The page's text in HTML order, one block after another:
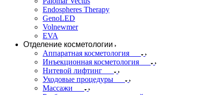
Endospheres Therapy
GenoLED
Volnewmer
EVA
Отделение косметологии
Аппаратная косметология
Инъекционная косметология
Нитевой лифтинг
Уходовые процедуры
Массажи